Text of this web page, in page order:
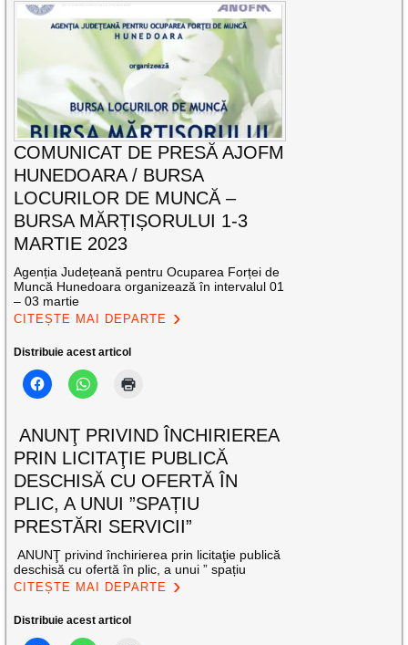
COMUNICAT DE PRESĂ AJOFM
HUNEDOARA / BURSA
LOCURILOR DE MUNCĂ –
BURSA MĂRȚIȘORULUI 1-3
MARTIE 2023
Agenția Județeană pentru Ocuparea Forței de
Muncă Hunedoara organizează în intervalul 01
– 03 martie
CITEȘTE MAI DEPARTE
Distribuie acest articol
ANUNŢ PRIVIND ÎNCHIRIEREA
PRIN LICITAŢIE PUBLICĂ
DESCHISĂ CU OFERTĂ ÎN
PLIC, A UNUI ”SPAȚIU
PRESTĂRI SERVICII”
ANUNŢ privind închirierea prin licitaţie publică
deschisă cu ofertă în plic, a unui ” spațiu
CITEȘTE MAI DEPARTE
Distribuie acest articol